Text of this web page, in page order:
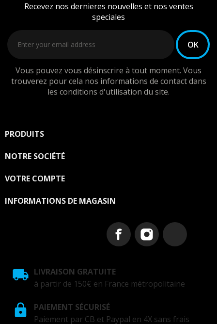
Recevez nos dernieres nouvelles et nos ventes
speciales
Vous pouvez vous désinscrire à tout moment. Vous
trouverez pour cela nos informations de contact dans
les conditions d'utilisation du site.
PRODUITS
NOTRE SOCIÉTÉ
VOTRE COMPTE
INFORMATIONS DE MAGASIN
LIVRAISON GRATUITE
à partir de 150€ en France métropolitaine
PAIEMENT SÉCURISÉ
Paiement par CB et Paypal en 4X sans frais